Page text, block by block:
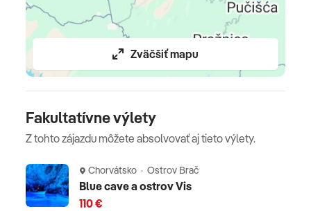
domáce zvieratá na prepotvrdenie za 25 EUR/deň
(platba na mieste)
Zväčšiť mapu
Fakultatívne výlety
Z tohto zájazdu môžete absolvovať aj tieto výlety.
Chorvátsko · Ostrov Brač
Blue cave a ostrov Vis
110 €